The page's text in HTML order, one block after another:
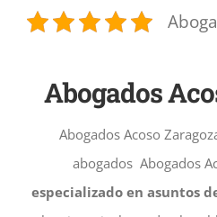
Abogados
Abogados Acoso
abogados Abogados
especializado en asuntos